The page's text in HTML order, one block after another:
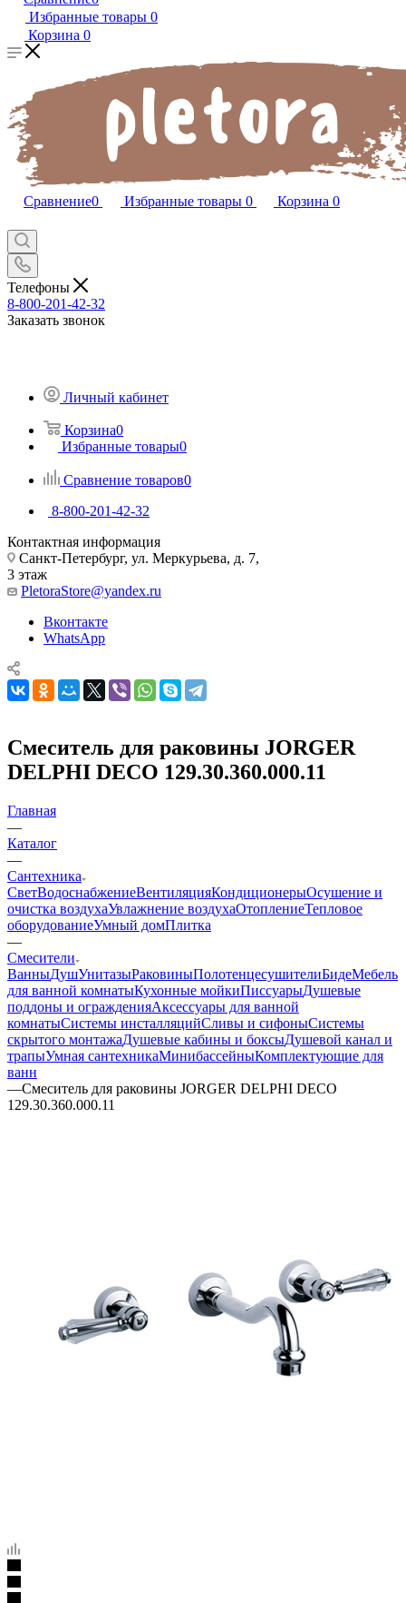
Избранные товары 0
Корзина 0
Сравнение0 Избранные товары 0 Корзина 0
Телефоны
8-800-201-42-32
Заказать звонок
Личный кабинет
Корзина0
Избранные товары0
Сравнение товаров0
8-800-201-42-32
Контактная информация
Санкт-Петербург, ул. Меркурьева, д. 7,
3 этаж
PletoraStore@yandex.ru
Вконтакте
WhatsApp
Смеситель для раковины JORGER
DELPHI DECO 129.30.360.000.11
Главная
—
Каталог
—
Сантехника
СветВодоснабжениеВентиляцияКондиционерыОсушение и
очистка воздухаУвлажнение воздухаОтоплениеТепловое
оборудованиеУмный домПлитка
—
Смесители
ВанныДушУнитазыРаковиныПолотенцесушителиБидеМебель
для ванной комнатыКухонные мойкиПиссуарыДушевые
поддоны и огражденияАксессуары для ванной
комнатыСистемы инсталляцийСливы и сифоныСистемы
скрытого монтажаДушевые кабины и боксыДушевой канал и
трапыУмная сантехникаМинибассейныКомплектующие для
ванн
—Смеситель для раковины JORGER DELPHI DECO
129.30.360.000.11